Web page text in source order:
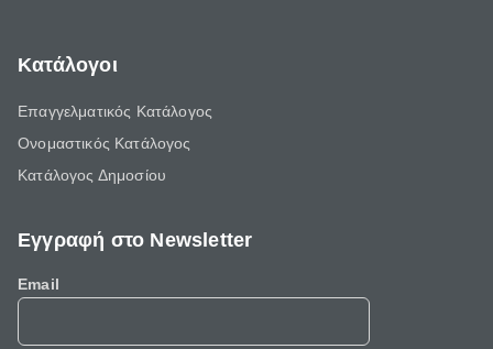
Κατάλογοι
Επαγγελματικός Κατάλογος
Ονομαστικός Κατάλογος
Κατάλογος Δημοσίου
Εγγραφή στο Newsletter
Email